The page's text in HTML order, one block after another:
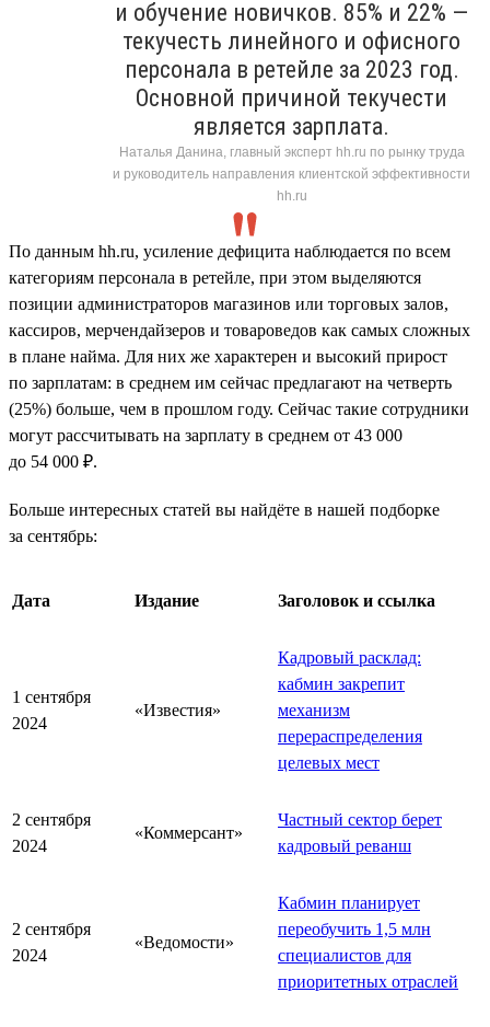
и обучение новичков. 85% и 22% —
текучесть линейного и офисного
персонала в ретейле за 2023 год.
Основной причиной текучести
является зарплата.
Наталья Данина, главный эксперт hh.ru по рынку труда
и руководитель направления клиентской эффективности
hh.ru
По данным hh.ru, усиление дефицита наблюдается по всем
категориям персонала в ретейле, при этом выделяются
позиции администраторов магазинов или торговых залов,
кассиров, мерчендайзеров и товароведов как самых сложных
в плане найма. Для них же характерен и высокий прирост
по зарплатам: в среднем им сейчас предлагают на четверть
(25%) больше, чем в прошлом году. Сейчас такие сотрудники
могут рассчитывать на зарплату в среднем от 43 000
до 54 000 ₽.
Больше интересных статей вы найдёте в нашей подборке
за сентябрь:
Дата Издание Заголовок и ссылка
1 сентября
2024
«Известия»
Кадровый расклад:
кабмин закрепит
механизм
перераспределения
целевых мест
2 сентября
2024
«Коммерсант»
Частный сектор берет
кадровый реванш
2 сентября
2024
«Ведомости»
Кабмин планирует
переобучить 1,5 млн
специалистов для
приоритетных отраслей